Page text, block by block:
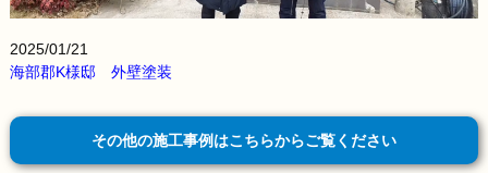
2025/01/21
海部郡K様邸 外壁塗装
その他の施工事例はこちらからご覧ください